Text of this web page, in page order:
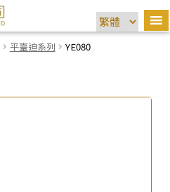
平臺迫系列 YE080